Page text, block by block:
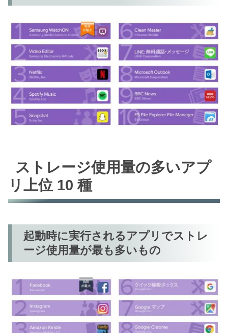
ストレージ使用量の多いアプ
リ上位 10 種
起動時に実行されるアプリでストレ
ージ使用量が最も多いもの